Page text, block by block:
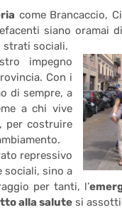
come Brancaccio,
siano oramai
strati sociali.
impegno
Con i
di sempre, a
a chi vive
per costruire
repressivo
sociali, sino a
per tanti, l’
alla salutesi